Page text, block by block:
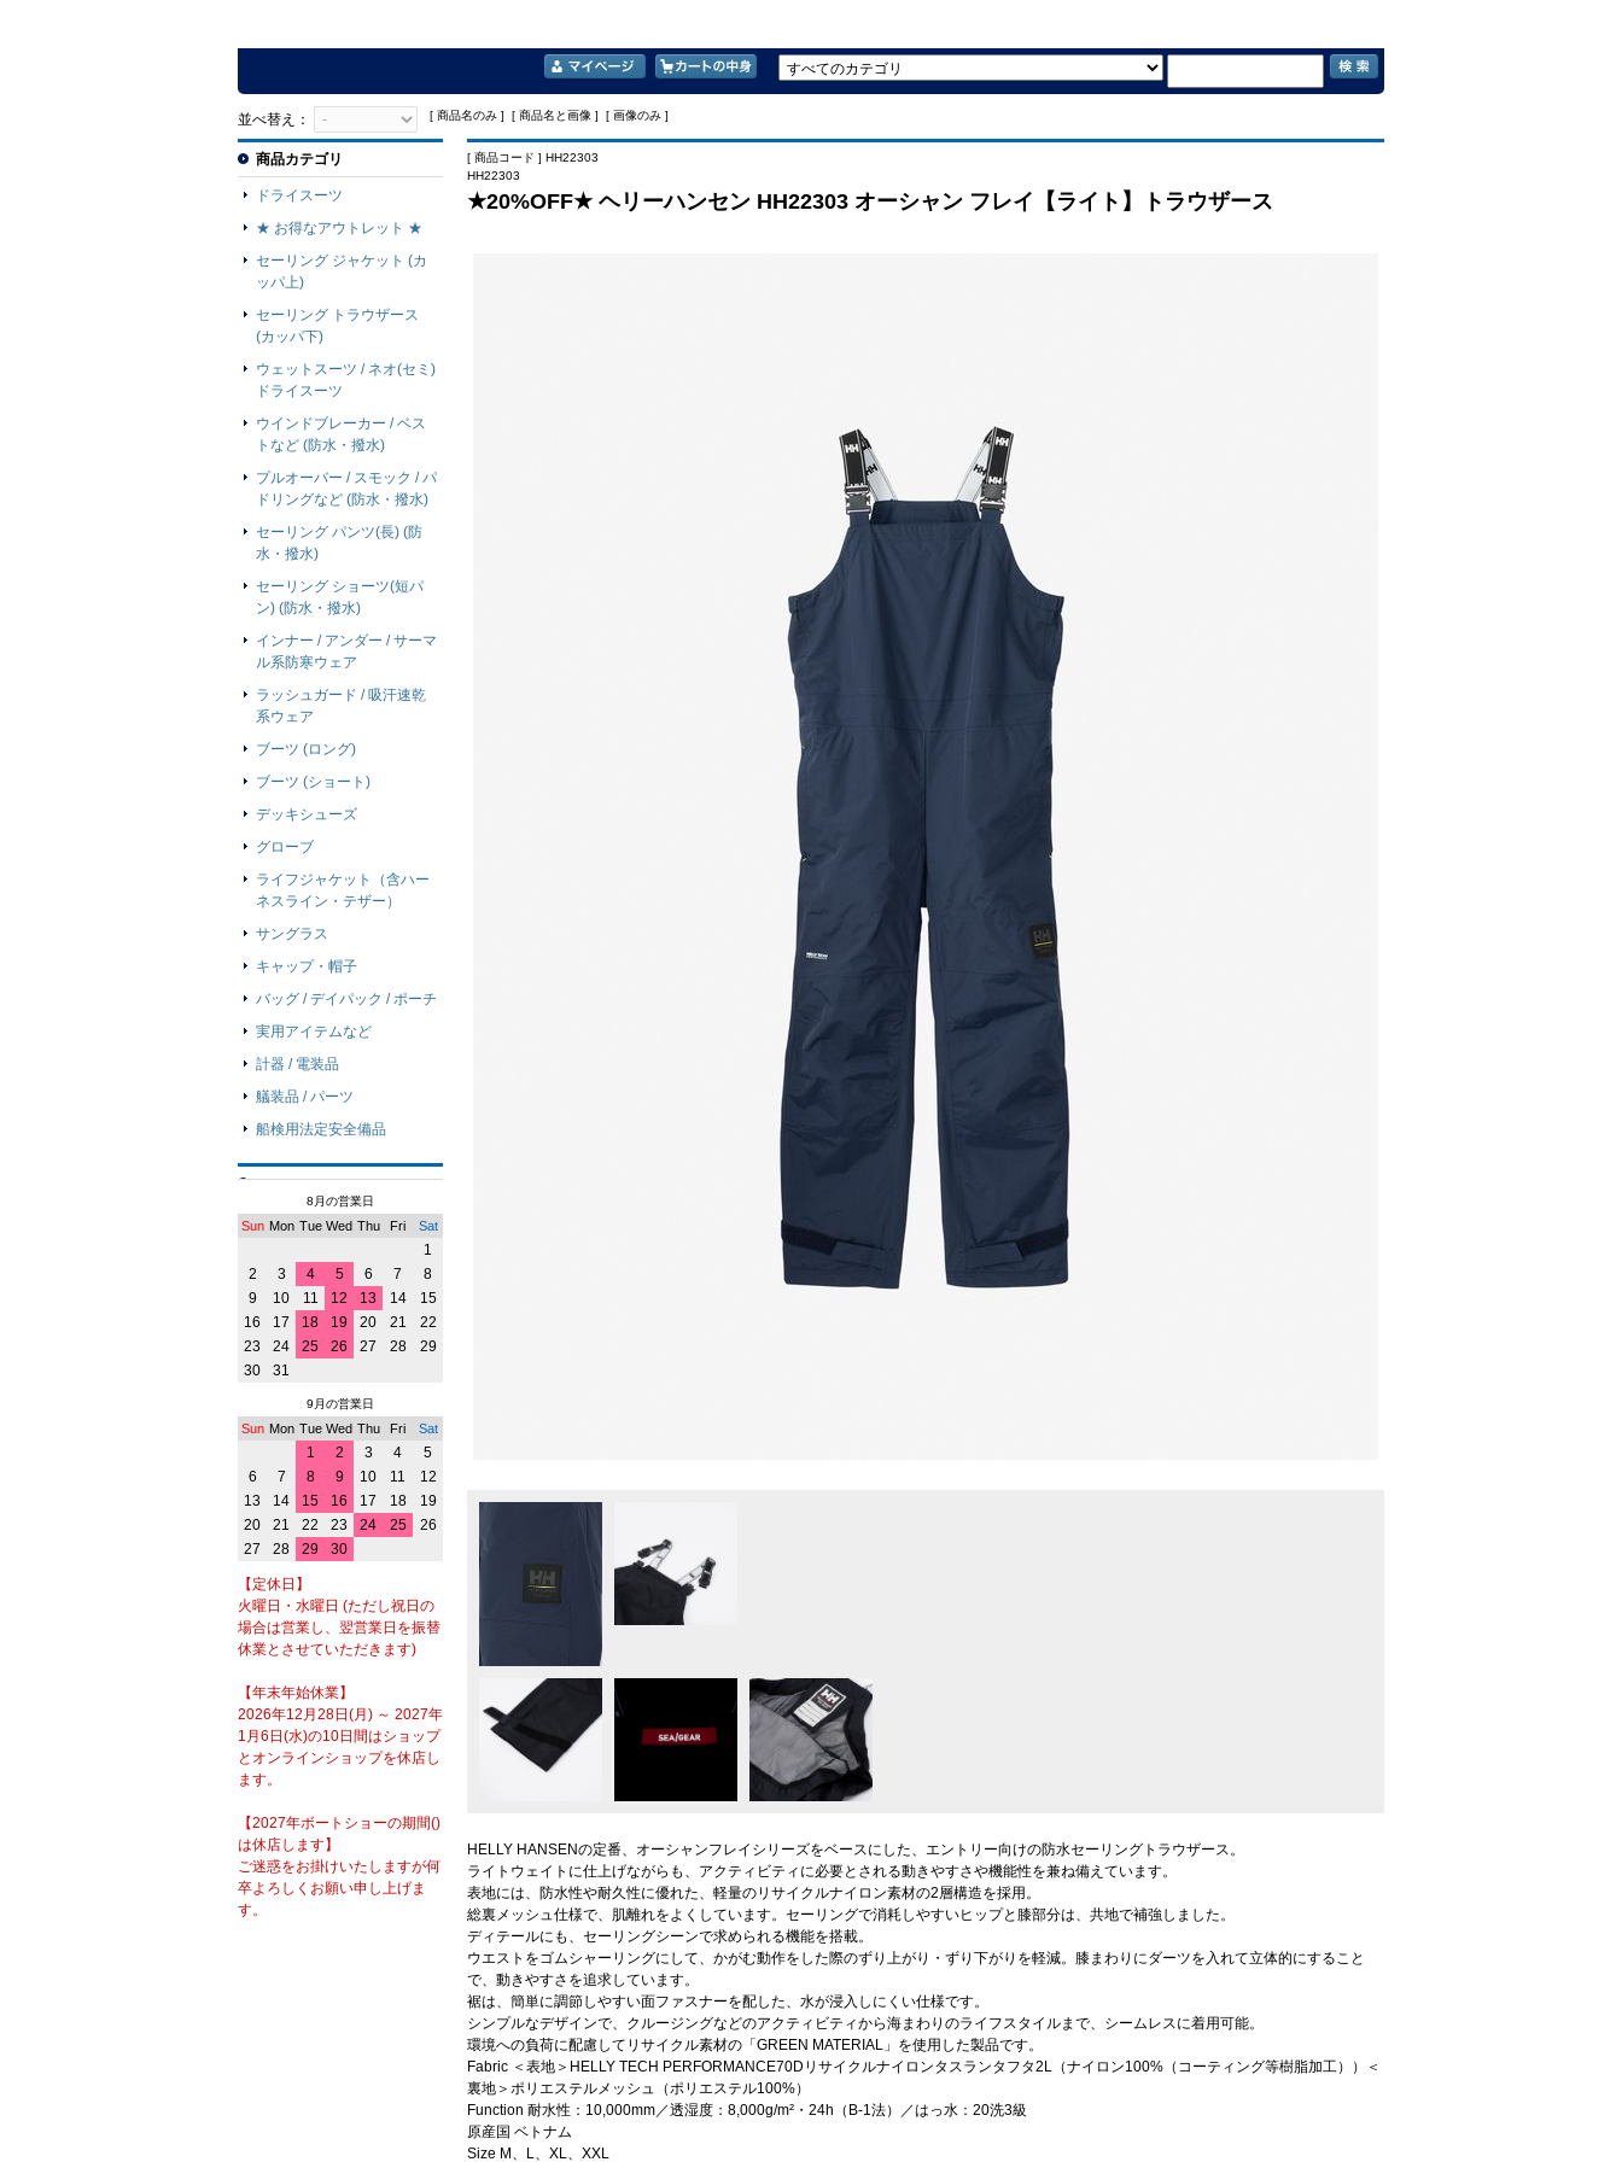
並べ替え： [ 商品名のみ ] [ 商品名と画像 ] [ 画像のみ ]
[ 商品コード ] HH22303
HH22303
★20%OFF★ ヘリーハンセン HH22303 オーシャン フレイ【ライト】トラウザース
HELLY HANSENの定番、オーシャンフレイシリーズをベースにした、エントリー向けの防水セーリングトラウザース。
ライトウェイトに仕上げながらも、アクティビティに必要とされる動きやすさや機能性を兼ね備えています。
表地には、防水性や耐久性に優れた、軽量のリサイクルナイロン素材の2層構造を採用。
総裏メッシュ仕様で、肌離れをよくしています。セーリングで消耗しやすいヒップと膝部分は、共地で補強しました。
ディテールにも、セーリングシーンで求められる機能を搭載。
ウエストをゴムシャーリングにして、かがむ動作をした際のずり上がり・ずり下がりを軽減。膝まわりにダーツを入れて立体的にすること
で、動きやすさを追求しています。
裾は、簡単に調節しやすい面ファスナーを配した、水が浸入しにくい仕様です。
シンプルなデザインで、クルージングなどのアクティビティから海まわりのライフスタイルまで、シームレスに着用可能。
環境への負荷に配慮してリサイクル素材の「GREEN MATERIAL」を使用した製品です。
Fabric ＜表地＞HELLY TECH PERFORMANCE70Dリサイクルナイロンタスランタフタ2L（ナイロン100%（コーティング等樹脂加工））＜
裏地＞ポリエステルメッシュ（ポリエステル100%）
Function 耐水性：10,000mm／透湿度：8,000g/m²・24h（B-1法）／はっ水：20洗3級
原産国 ベトナム
Size M、L、XL、XXL
商品カテゴリ
ドライスーツ
★ お得なアウトレット ★
セーリング ジャケット (カ
ッパ上)
セーリング トラウザース
(カッパ下)
ウェットスーツ / ネオ(セミ)
ドライスーツ
ウインドブレーカー / ベス
トなど (防水・撥水)
プルオーバー / スモック / パ
ドリングなど (防水・撥水)
セーリング パンツ(長) (防
水・撥水)
セーリング ショーツ(短パ
ン) (防水・撥水)
インナー / アンダー / サーマ
ル系防寒ウェア
ラッシュガード / 吸汗速乾
系ウェア
ブーツ (ロング)
ブーツ (ショート)
デッキシューズ
グローブ
ライフジャケット（含ハー
ネスライン・テザー）
サングラス
キャップ・帽子
バッグ / デイパック / ポーチ
実用アイテムなど
計器 / 電装品
艤装品 / パーツ
船検用法定安全備品
8月の営業日
Sun Mon Tue Wed Thu Fri Sat
1
2
3 4 5 6 7
8
9
10 11 12 13 14
15
16
17 18 19 20 21
22
23
24 25 26 27 28
29
30
31
9月の営業日
Sun Mon Tue Wed Thu Fri Sat
1 2 3 4
5
6
7 8 9 10 11
12
13
14 15 16 17 18
19
20
21 22 23 24 25
26
27
28 29 30
【定休日】
火曜日・水曜日 (ただし祝日の
場合は営業し、翌営業日を振替
休業とさせていただきます)
【年末年始休業】
2026年12月28日(月) ～ 2027年
1月6日(水)の10日間はショップ
とオンラインショップを休店し
ます。
【2027年ボートショーの期間()
は休店します】
ご迷惑をお掛けいたしますが何
卒よろしくお願い申し上げま
す。